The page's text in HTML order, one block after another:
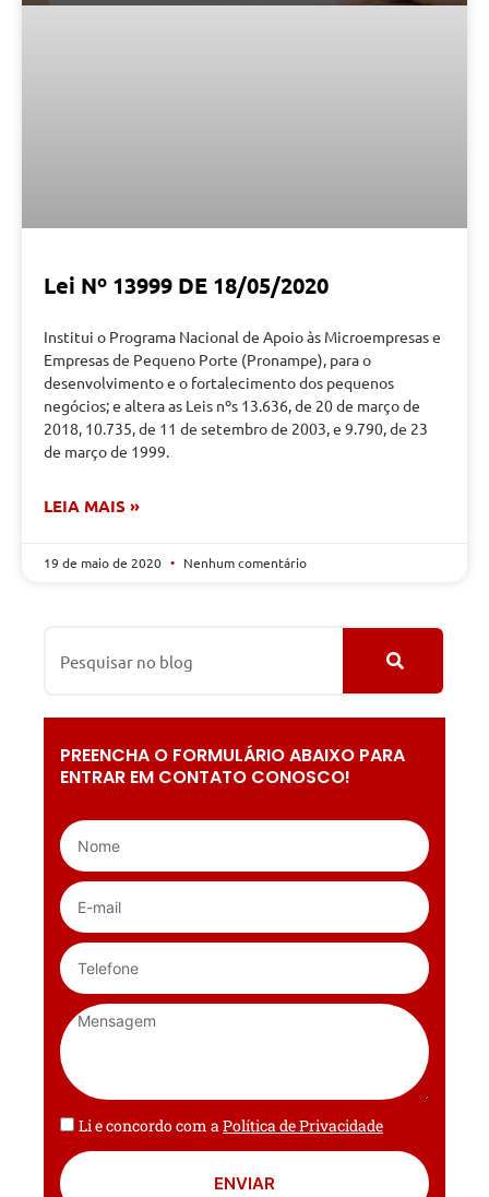
Lei Nº 13999 DE 18/05/2020
Institui o Programa Nacional de Apoio às Microempresas e
Empresas de Pequeno Porte (Pronampe), para o
desenvolvimento e o fortalecimento dos pequenos
negócios; e altera as Leis nºs 13.636, de 20 de março de
2018, 10.735, de 11 de setembro de 2003, e 9.790, de 23
de março de 1999.
LEIA MAIS »
19 de maio de 2020 Nenhum comentário
PREENCHA O FORMULÁRIO ABAIXO PARA
ENTRAR EM CONTATO CONOSCO!
Li e concordo com aPolítica de Privacidade
ENVIAR